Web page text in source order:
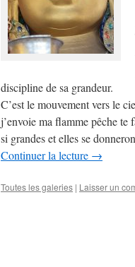
discipline de sa grandeur.
C’est le mouvement vers le
j’envoie ma flamme pêche te
si grandes et elles se
Continuer la lecture →
Toutes les galeries | Laisser un